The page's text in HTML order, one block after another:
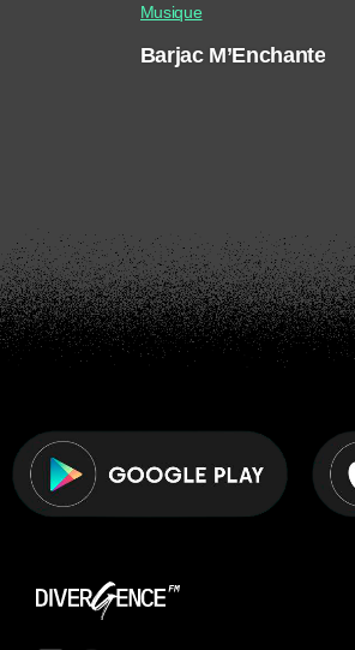
Musique
Barjac M’Enchante